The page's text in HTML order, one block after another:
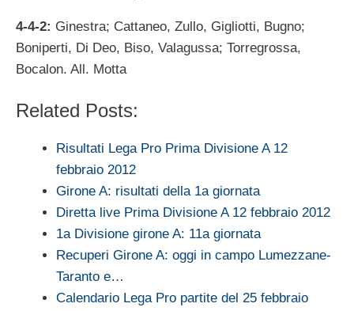
4-4-2: Ginestra; Cattaneo, Zullo, Gigliotti, Bugno;
Boniperti, Di Deo, Biso, Valagussa; Torregrossa,
Bocalon. All. Motta
Related Posts:
Risultati Lega Pro Prima Divisione A 12
febbraio 2012
Girone A: risultati della 1a giornata
Diretta live Prima Divisione A 12 febbraio 2012
1a Divisione girone A: 11a giornata
Recuperi Girone A: oggi in campo Lumezzane-
Taranto e…
Calendario Lega Pro partite del 25 febbraio